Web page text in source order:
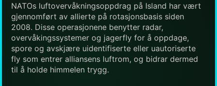
NATOs luftovervåkningsoppdrag på Island har vært
gjennomført av allierte på rotasjonsbasis siden
2008. Disse operasjonene benytter radar,
overvåkingssystemer og jagerfly for å oppdage,
spore og avskjære uidentifiserte eller uautoriserte
fly som entrer alliansens luftrom, og bidrar dermed
til å holde himmelen trygg.